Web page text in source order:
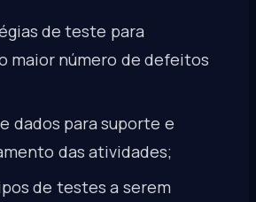
de teste para
maior número de defeitos
dados para suporte e
das atividades;
de testes a serem